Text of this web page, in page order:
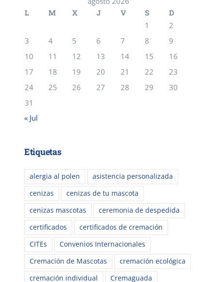
L
M X J V S
D
1
2
3
4 5 6 7 8
9
10
11 12 13 14 15
16
17
18 19 20 21 22
23
24
25 26 27 28 29
30
31
« Jul
Etiquetas
alergia al polen
asistencia personalizada
cenizas
cenizas de tu mascota
cenizas mascotas
ceremonia de despedida
certificados
certificados de cremación
CITEs
Convenios Internacionales
Cremación de Mascotas
cremación ecológica
cremación individual
Cremaguada